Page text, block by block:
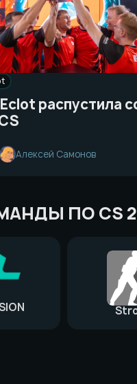
распустила
Алексей Самонов
ПО CS 2